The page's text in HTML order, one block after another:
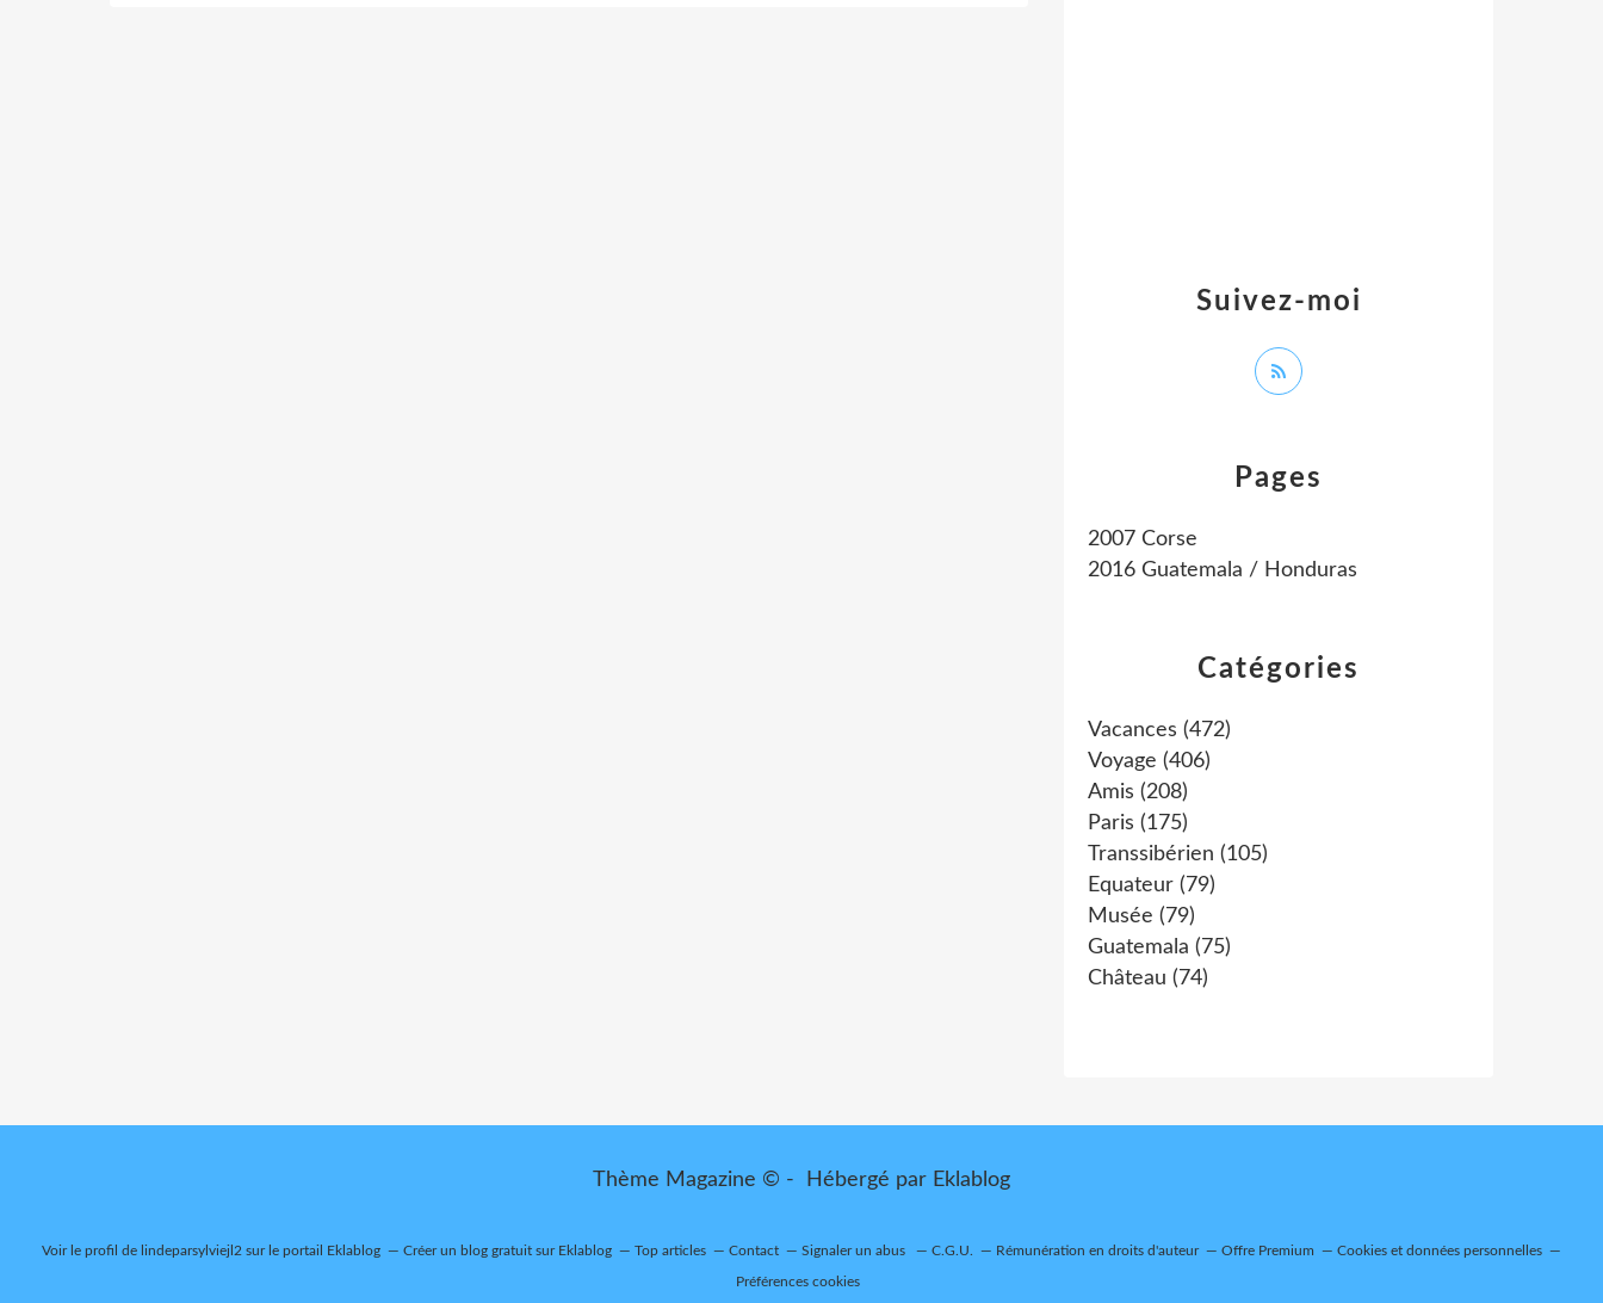
Catégories
Vacances (472)
Voyage (406)
Amis (208)
Paris (175)
Transsibérien (105)
Equateur (79)
Musée (79)
Guatemala (75)
Château (74)
Pages
2007 Corse
2016 Guatemala / Honduras
Suivez-moi
Thème Magazine © - Hébergé par Eklablog
Voir le profil de lindeparsylviejl2 sur le portail Eklablog Créer un blog gratuit sur Eklablog Top articles Contact Signaler un abus C.G.U. Rémunération en droits d'auteur Offre Premium Cookies et données personnelles
Préférences cookies